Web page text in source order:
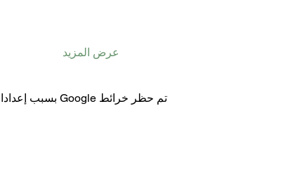
عرض المزيد
تم حظر خرائط Google بسبب إعدادات ملفات تعريف الارتباط التحليلية والوظيفية لديك.